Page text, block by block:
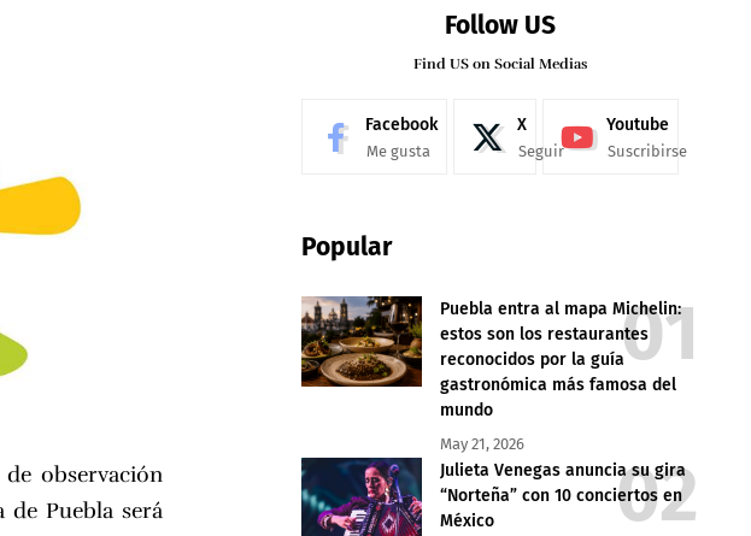
observación
Puebla será
Follow US
Find US on Social Medias
Facebook
Me gusta
X
Seguir
Youtube
Suscribirse
Popular
Puebla entra al mapa Michelin:
estos son los restaurantes
reconocidos por la guía
gastronómica más famosa del
mundo
May 21, 2026
Julieta Venegas anuncia su gira
“Norteña” con 10 conciertos en
México